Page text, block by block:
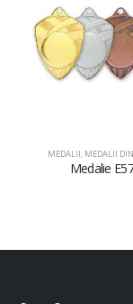
MEDALII, MEDALII
Medalie